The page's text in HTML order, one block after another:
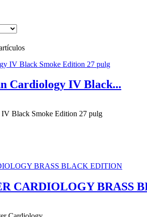
Cardiology IV Black...
Black Smoke Edition 27 pulg
CARDIOLOGY BRASS